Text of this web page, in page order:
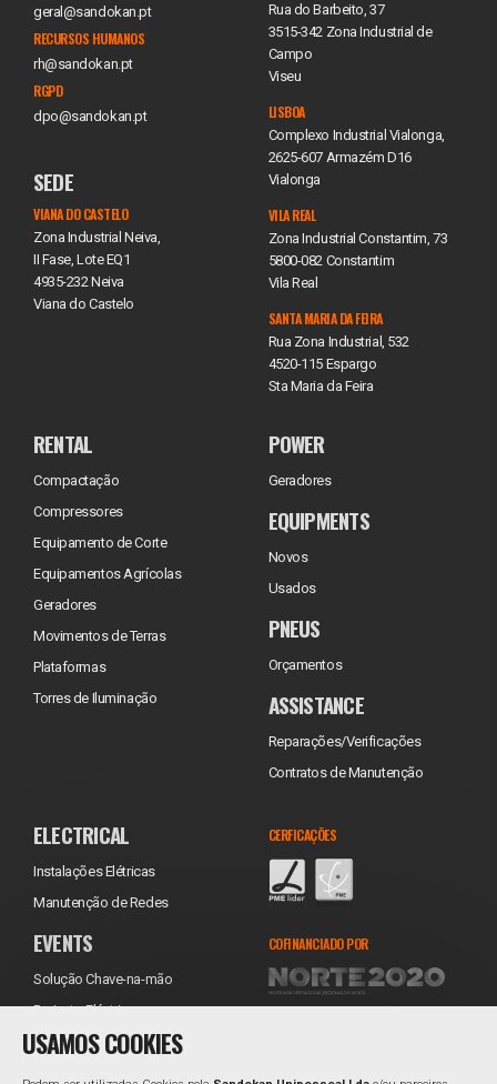
geral@sandokan.pt
RECURSOS HUMANOS
rh@sandokan.pt
RGPD
dpo@sandokan.pt
SEDE
VIANA DO CASTELO
Zona Industrial Neiva,
II Fase, Lote EQ1
4935-232 Neiva
Viana do Castelo
Rua do Barbeito, 37
3515-342 Zona Industrial de
Campo
Viseu
LISBOA
Complexo Industrial Vialonga,
2625-607 Armazém D16
Vialonga
VILA REAL
Zona Industrial Constantim, 73
5800-082 Constantim
Vila Real
SANTA MARIA DA FEIRA
Rua Zona Industrial, 532
4520-115 Espargo
Sta Maria da Feira
RENTAL
Compactação
Compressores
Equipamento de Corte
Equipamentos Agrícolas
Geradores
Movimentos de Terras
Plataformas
Torres de Iluminação
POWER
Geradores
EQUIPMENTS
Novos
Usados
PNEUS
Orçamentos
ASSISTANCE
Reparações/Verificações
Contratos de Manutenção
ELECTRICAL
Instalações Elétricas
Manutenção de Redes
EVENTS
Solução Chave-na-mão
Projecto Eléctrico
Equipamentos
CERFICAÇÕES
COFINANCIADO POR
USAMOS COOKIES